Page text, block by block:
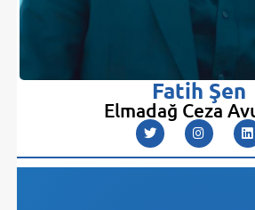
Fatih Şen
Elmadağ Ceza